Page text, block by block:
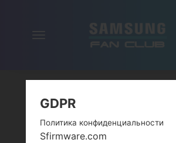
GDPR
Политика конфиденциальности
Sfirmware.com